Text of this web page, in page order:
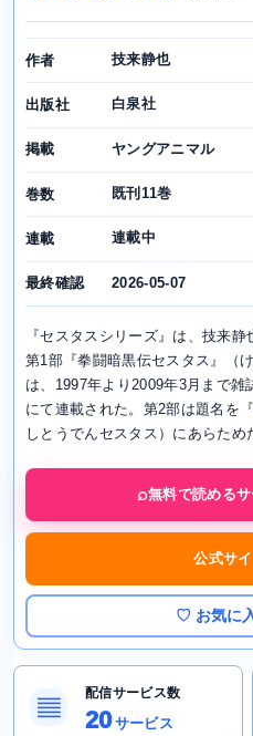
作者 技来静也
出版社 白泉社
掲載 ヤングアニマル
巻数 既刊11巻
連載 連載中
最終確認 2026-05-07
『セスタスシリーズ』は、技来
第1部『拳闘暗黒伝セスタス』（
は、1997年より2009年3月まで雑
にて連載された。第2部は題名を
しとうでんセスタス）にあらため
無料で読める
公式サ
♡ お気に
▤
配信サービス数
20サービス